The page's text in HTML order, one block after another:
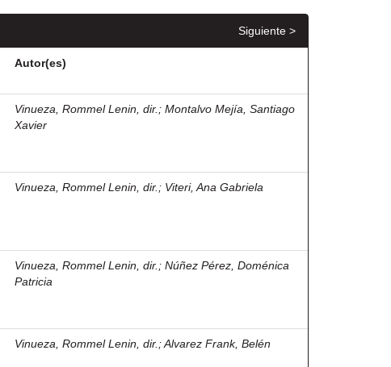
Siguiente >
Autor(es)
Vinueza, Rommel Lenin, dir. ; Montalvo Mejía, Santiago
Xavier
Vinueza, Rommel Lenin, dir. ; Viteri, Ana Gabriela
Vinueza, Rommel Lenin, dir. ; Núñez Pérez, Doménica
Patricia
Vinueza, Rommel Lenin, dir. ;Alvarez Frank, Belén